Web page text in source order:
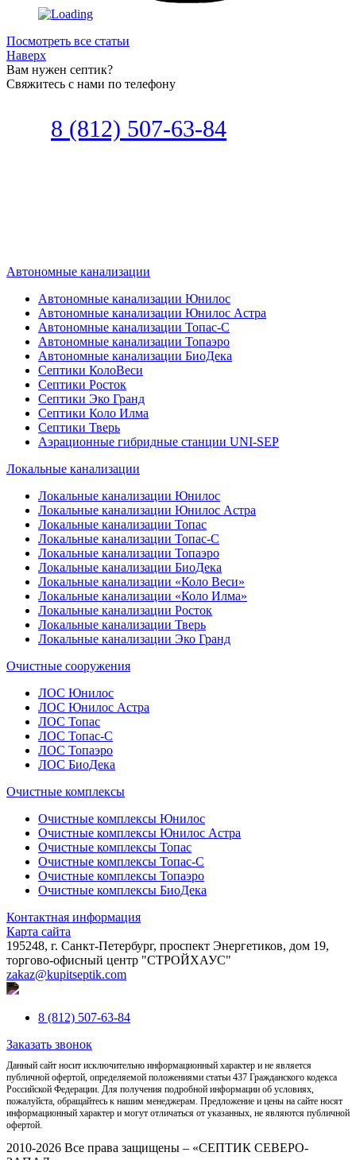
Посмотреть все статьи
Наверх
Вам нужен септик?
Свяжитесь с нами по телефону
8 (812) 507-63-84
Автономные канализации
Автономные канализации Юнилос
Автономные канализации Юнилос Астра
Автономные канализации Топас-С
Автономные канализации Топаэро
Автономные канализации БиоДека
Септики КолоВеси
Септики Росток
Септики Эко Гранд
Септики Коло Илма
Септики Тверь
Аэрационные гибридные станции UNI-SEP
Локальные канализации
Локальные канализации Юнилос
Локальные канализации Юнилос Астра
Локальные канализации Топас
Локальные канализации Топас-С
Локальные канализации Топаэро
Локальные канализации БиоДека
Локальные канализации «Коло Веси»
Локальные канализации «Коло Илма»
Локальные канализации Росток
Локальные канализации Тверь
Локальные канализации Эко Гранд
Очистные сооружения
ЛОС Юнилос
ЛОС Юнилос Астра
ЛОС Топас
ЛОС Топас-С
ЛОС Топаэро
ЛОС БиоДека
Очистные комплексы
Очистные комплексы Юнилос
Очистные комплексы Юнилос Астра
Очистные комплексы Топас
Очистные комплексы Топас-С
Очистные комплексы Топаэро
Очистные комплексы БиоДека
Контактная информация
Карта сайта
195248, г. Санкт-Петербург, проспект Энергетиков, дом 19,
торгово-офисный центр "СТРОЙХАУС"
zakaz@kupitseptik.com
8 (812) 507-63-84
Заказать звонок
Данный сайт носит исключительно информационный характер и не является
публичной офертой, определяемой положениями статьи 437 Гражданского кодекса
Российской Федерации. Для получения подробной информации об условиях,
пожалуйста, обращайтесь к нашим менеджерам. Предложение и цены на сайте носят
информационный характер и могут отличаться от указанных, не являются публичной
офертой.
2010-2026 Все права защищены – «СЕПТИК СЕВЕРО-